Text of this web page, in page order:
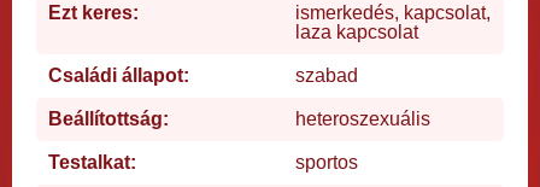
Ezt keres:
ismerkedés, kapcsolat,
laza kapcsolat
Családi állapot: szabad
Beállítottság: heteroszexuális
Testalkat: sportos